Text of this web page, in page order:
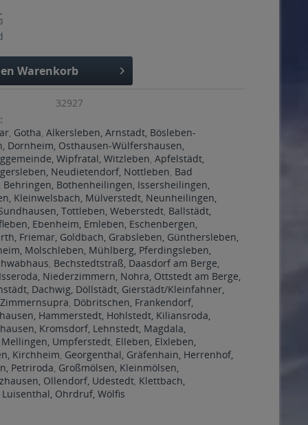
Warenkorb
32927
, Gotha,Alkersleben, Arnstadt, Bösleben-
Dornheim, Osthausen-Wülfershausen,
Wipfratal, Witzleben,Apfelstädt,
Neudietendorf, Nottleben, Bad
Behringen, Bothenheilingen, Issersheilingen,
Kleinwelsbach, Mülverstedt, Neunheilingen,
Tottleben, Weberstedt, Ballstädt,
Ebenheim, Emleben, Eschenbergen,
Friemar, Goldbach, Grabsleben, Günthersleben,
Molschleben, Mühlberg, Pferdingsleben,
, Bechstedtstraß, Daasdorf am Berge,
Niederzimmern, Nohra, Ottstedt am Berge,
Dachwig, Döllstädt, Gierstädt/Kleinfahner,
, Döbritschen, Frankendorf,
Hammerstedt, Hohlstedt, Kiliansroda,
Kromsdorf, Lehnstedt, Magdala,
Umpferstedt, Elleben, Elxleben,
Kirchheim, Georgenthal, Gräfenhain, Herrenhof,
Petriroda, Großmölsen, Kleinmölsen,
Ollendorf, Udestedt, Klettbach,
Luisenthal, Ohrdruf, Wölfis